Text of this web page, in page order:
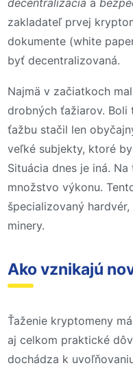
zakladateľ prvej
dokumente (white
byť decentralizovaná.
Najmä v začiatkoch
drobných ťažiarov. Boli
ťažbu stačil len
veľké subjekty, ktoré
Situácia dnes je iná.
množstvo výkonu.
špecializovaný
minery.
Ako vznikajú
Ťaženie kryptomeny
aj celkom praktické
dochádza k